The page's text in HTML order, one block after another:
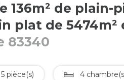
136m² de
plat de
83340
5 pièce(s) 4